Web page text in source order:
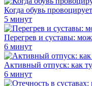
Когда обувь
5 минут
Перегрев и суставы:
6 минут
Активный отпуск: как
6 минут